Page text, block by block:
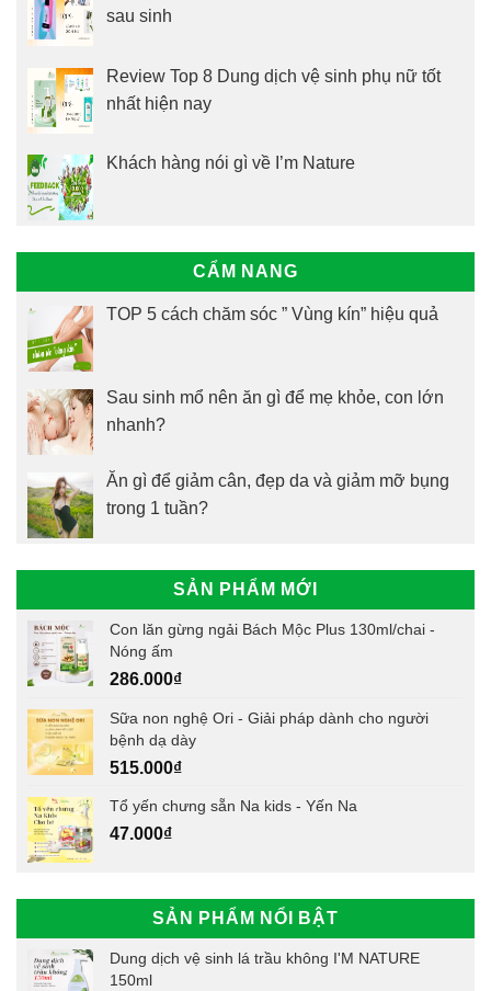
sau sinh
Review Top 8 Dung dịch vệ sinh phụ nữ tốt
nhất hiện nay
Khách hàng nói gì về I’m Nature
CẨM NANG
TOP 5 cách chăm sóc ” Vùng kín” hiệu quả
Sau sinh mổ nên ăn gì để mẹ khỏe, con lớn
nhanh?
Ăn gì để giảm cân, đẹp da và giảm mỡ bụng
trong 1 tuần?
SẢN PHẨM MỚI
Con lăn gừng ngải Bách Mộc Plus 130ml/chai -
Nóng ấm
286.000₫
Sữa non nghệ Ori - Giải pháp dành cho người
bệnh dạ dày
515.000₫
Tổ yến chưng sẵn Na kids - Yến Na
47.000₫
SẢN PHẨM NỔI BẬT
Dung dịch vệ sinh lá trầu không I'M NATURE
150ml